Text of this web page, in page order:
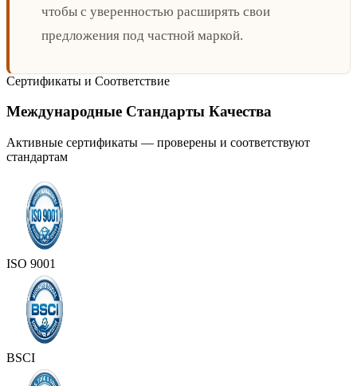
чтобы с уверенностью расширять свои
предложения под частной маркой.
Сертификаты и Соответствие
Международные Стандарты Качества
Активные сертификаты — проверены и соответствуют
стандартам
ISO 9001
BSCI